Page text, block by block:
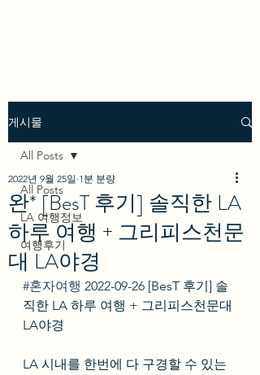
게시물
All Posts
LA 여행정보
여행후기
All Posts
완* [BesT 후기] 솔직한 LA
하루 여행 + 그리피스천문
대 LA야경
2022년 9월 25일 1분 분량
#혼자여행 2022-09-26 [BesT 후기] 솔
직한 LA 하루 여행 + 그리피스천문대
LA야경
LA 시내를 한번에 다 구경할 수 있는